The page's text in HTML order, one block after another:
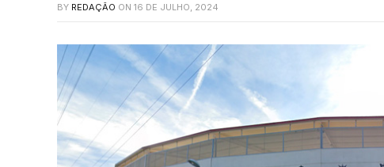
BY REDAÇÃO ON 16 DE JULHO, 2024